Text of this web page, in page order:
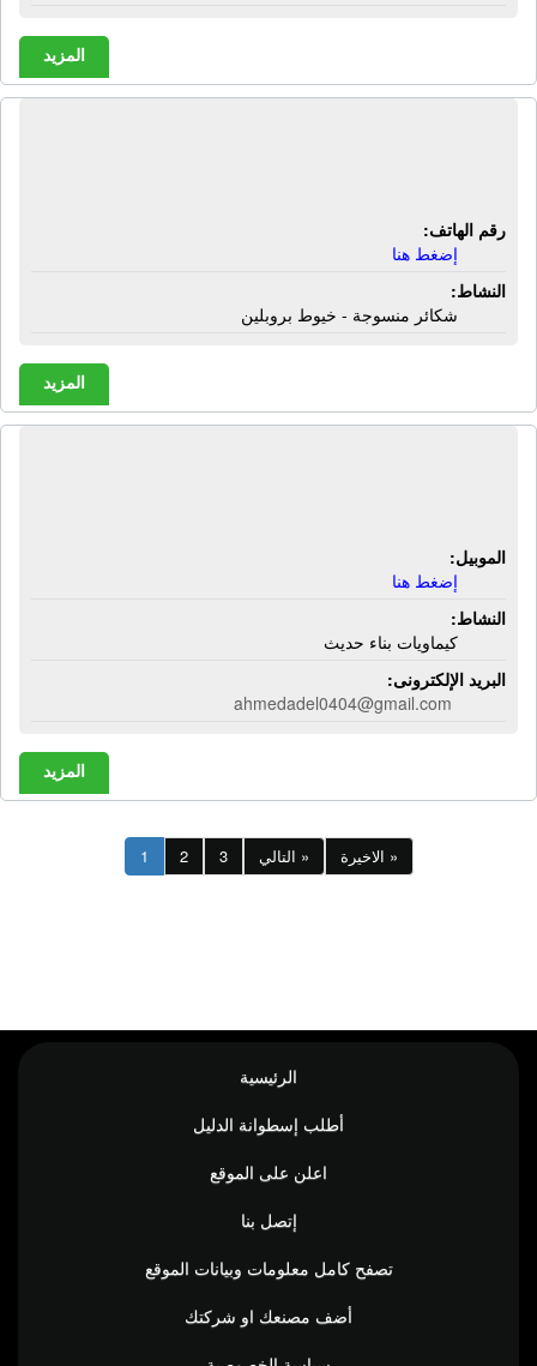
المزيد
رقم الهاتف:
إضغط هنا
النشاط:
شكائر منسوجة - خيوط بروبلين
المزيد
الموبيل:
إضغط هنا
النشاط:
كيماويات بناء حديث
البريد الإلكترونى:
ahmedadel0404@gmail.com
المزيد
1 2 3 التالي » الاخيرة »
الرئيسية
أطلب إسطوانة الدليل
اعلن على الموقع
إتصل بنا
تصفح كامل معلومات وبيانات الموقع
أضف مصنعك او شركتك